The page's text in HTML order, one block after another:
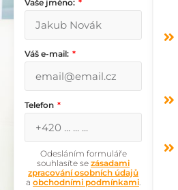
Vaše jméno:
Váš e-mail:
Telefon
Odesláním formuláře
souhlasíte se zásadami
zpracování osobních údajů
a obchodními podmínkami.